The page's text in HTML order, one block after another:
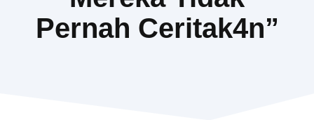
Pernah Ceritak4n”